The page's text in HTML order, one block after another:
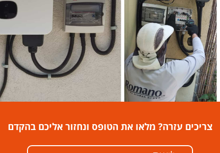
צריכים עזרה? מלאו את הטופס ונחזור אליכם בהקדם